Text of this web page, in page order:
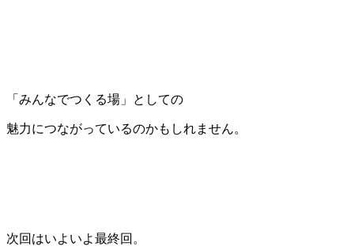
「みんなでつくる場」としての
魅力につながっているのかもしれません。
次回はいよいよ最終回。